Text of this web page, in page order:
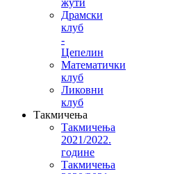
Драмски
клуб
-
Цепелин
Математички
клуб
Ликовни
клуб
Такмичења
Такмичења
2021/2022.
године
Такмичења